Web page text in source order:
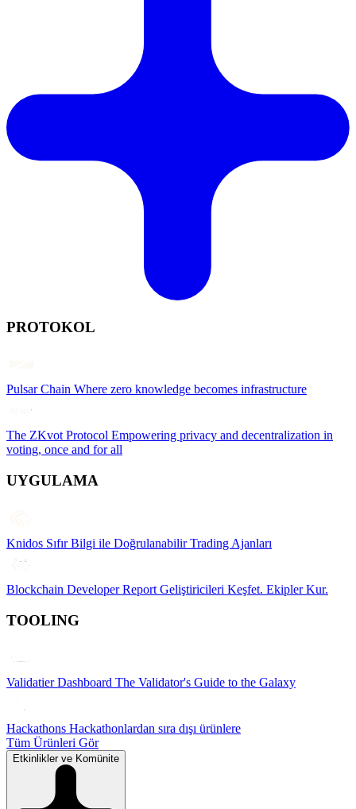
PROTOKOL
Pulsar Chain Where zero knowledge becomes infrastructure
The ZKvot Protocol Empowering privacy and decentralization in
voting, once and for all
UYGULAMA
Knidos Sıfır Bilgi ile Doğrulanabilir Trading Ajanları
Blockchain Developer Report Geliştiricileri Keşfet. Ekipler Kur.
TOOLING
Validatier Dashboard The Validator's Guide to the Galaxy
Hackathons Hackathonlardan sıra dışı ürünlere
Tüm Ürünleri Gör
Etkinlikler ve Komünite